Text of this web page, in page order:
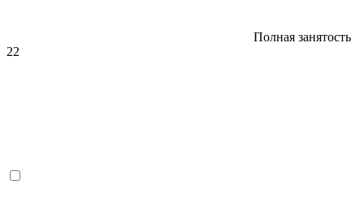
Полная занятость
22